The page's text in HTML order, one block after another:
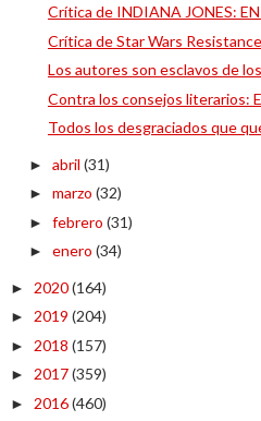
Crítica de INDIANA JONES:
Crítica de Star Wars
Los autores son esclavos de
Contra los consejos literarios:
Todos los desgraciados que
► abril (31)
► marzo (32)
► febrero (31)
► enero (34)
► 2020(164)
► 2019 (204)
► 2018 (157)
► 2017(359)
► 2016(460)